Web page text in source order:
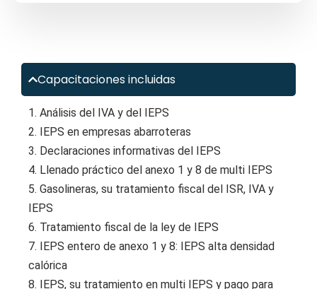
Capacitaciones incluidas
1. Análisis del IVA y del IEPS
2. IEPS en empresas abarroteras
3. Declaraciones informativas del IEPS
4. Llenado práctico del anexo 1 y 8 de multi IEPS
5. Gasolineras, su tratamiento fiscal del ISR, IVA y
IEPS
6. Tratamiento fiscal de la ley de IEPS
7. IEPS entero de anexo 1 y 8: IEPS alta densidad
calórica
8. IEPS, su tratamiento en multi IEPS y pago para